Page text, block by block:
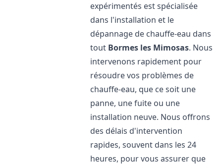
expérimentés est spécialisée
dans l'installation et le
dépannage de chauffe-eau dans
tout Bormes les Mimosas. Nous
intervenons rapidement pour
résoudre vos problèmes de
chauffe-eau, que ce soit une
panne, une fuite ou une
installation neuve. Nous offrons
des délais d'intervention
rapides, souvent dans les 24
heures, pour vous assurer que